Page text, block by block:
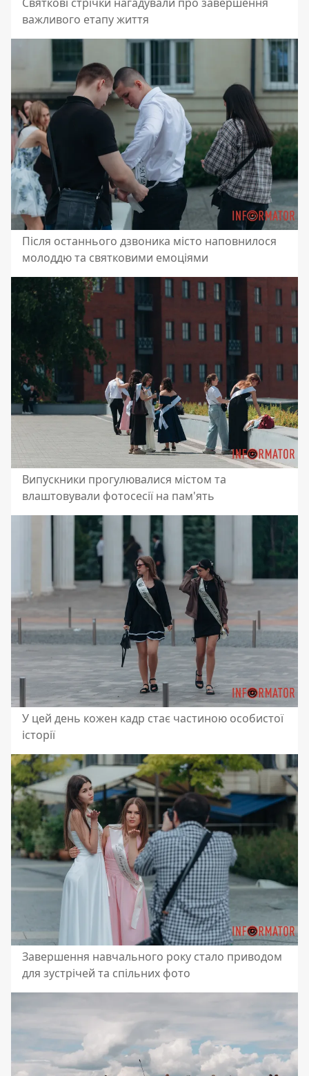
важливого етапу життя
Після останнього дзвоника місто наповнилося
молоддю та святковими емоціями
Випускники прогулювалися містом та
влаштовували фотосесії на пам'ять
У цей день кожен кадр стає частиною особистої
історії
Завершення навчального року стало приводом
для зустрічей та спільних фото